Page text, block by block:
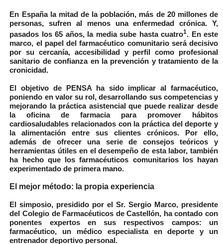
En España la mitad de la población, más de 20 millones de
personas, sufren al menos una enfermedad crónica. Y,
pasados los 65 años, la media sube hasta cuatro1. En este
marco, el papel del farmacéutico comunitario será decisivo
por su cercanía, accesibilidad y perfil como profesional
sanitario de confianza en la prevención y tratamiento de la
cronicidad.
El objetivo de PENSA ha sido implicar al farmacéutico,
poniendo en valor su rol, desarrollando sus competencias y
mejorando la práctica asistencial que puede realizar desde
la oficina de farmacia para promover hábitos
cardiosaludables relacionados con la práctica del deporte y
la alimentación entre sus clientes crónicos. Por ello,
además de ofrecer una serie de consejos teóricos y
herramientas útiles en el desempeño de esta labor, también
ha hecho que los farmacéuticos comunitarios los hayan
experimentado de primera mano.
El mejor método: la propia experiencia
El simposio, presidido por elSr. Sergio Marco, presidente
del Colegio de Farmacéuticos de Castellón, ha contado con
ponentes expertos en sus respectivos campos: un
farmacéutico, un médico especialista en deporte y un
entrenador deportivo personal.